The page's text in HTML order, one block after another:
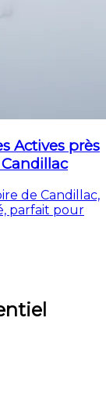
Actives près
de Candillac,
parfait pour